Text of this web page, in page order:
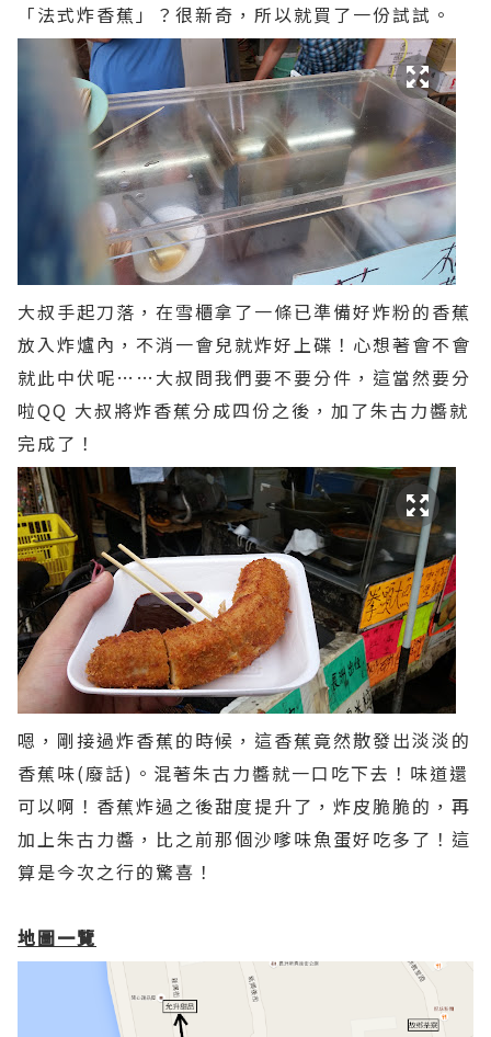
「法式炸香蕉」？很新奇，所以就買了一份試試。
大叔手起刀落，在雪櫃拿了一條已準備好炸粉的香蕉
放入炸爐內，不消一會兒就炸好上碟！心想著會不會
就此中伏呢……大叔問我們要不要分件，這當然要分
啦QQ 大叔將炸香蕉分成四份之後，加了朱古力醬就
完成了！
嗯，剛接過炸香蕉的時候，這香蕉竟然散發出淡淡的
香蕉味(廢話)。混著朱古力醬就一口吃下去！味道還
可以啊！香蕉炸過之後甜度提升了，炸皮脆脆的，再
加上朱古力醬，比之前那個沙嗲味魚蛋好吃多了！這
算是今次之行的驚喜！
地圖一覽